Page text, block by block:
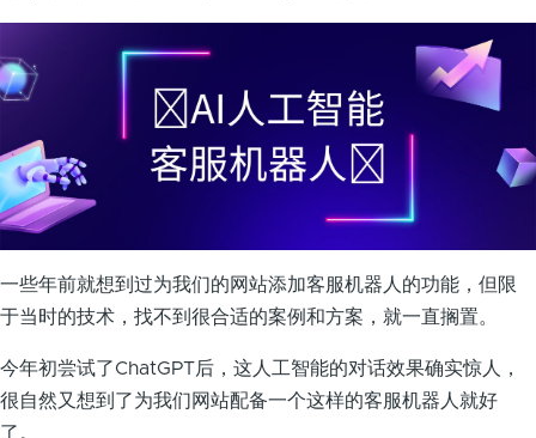
一些年前就想到过为我们的网站添加客服机器人的功能，但限
于当时的技术，找不到很合适的案例和方案，就一直搁置。
今年初尝试了ChatGPT后，这人工智能的对话效果确实惊人，
很自然又想到了为我们网站配备一个这样的客服机器人就好
了。